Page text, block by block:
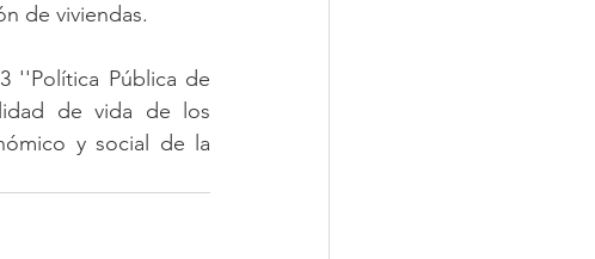
de viviendas.
''Política Pública de
de vida de los
y social de la